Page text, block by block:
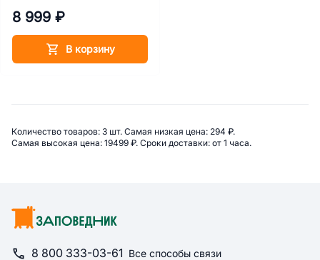
8 999 ₽
В корзину
Сводная информация по
Количество товаров: 3 шт. Самая низкая цена: 294 ₽.
Самая высокая цена: 19499 ₽. Сроки доставки: от 1 часа.
8 800 333-03-61 Все способы связи